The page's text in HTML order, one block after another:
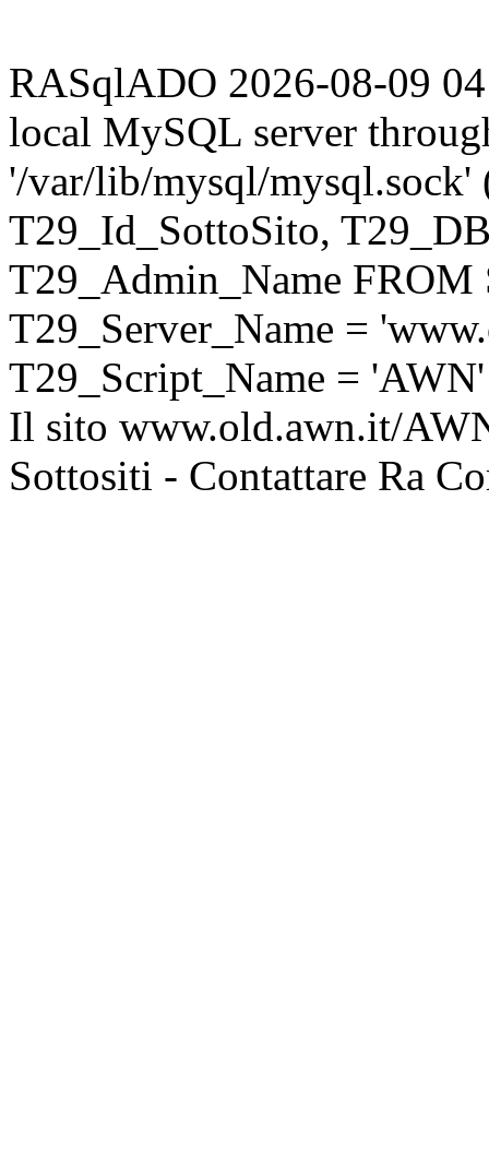
RASqlADO 2026-08-09
local MySQL server
'/var/lib/mysql/mysql.sock'
T29_Id_SottoSito,
T29_Admin_Name
T29_Server_Name =
T29_Script_Name = 'AWN'
Il sito www.old.awn.it/
Sottositi - Contattare Ra